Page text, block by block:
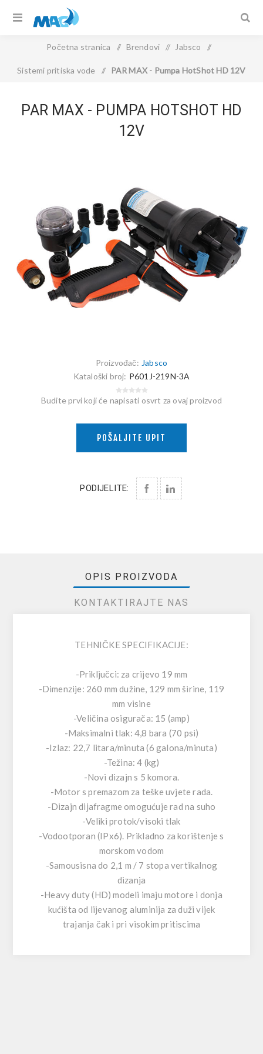
Početna stranica / Brendovi / Jabsco /
Sistemi pritiska vode / PAR MAX - Pumpa HotShot HD 12V
PAR MAX - PUMPA HOTSHOT HD
12V
Proizvođač: Jabsco
Kataloški broj: P601J-219N-3A
Budite prvi koji će napisati osvrt za ovaj proizvod
POŠALJITE UPIT
PODIJELITE:
OPIS PROIZVODA
KONTAKTIRAJTE NAS
TEHNIČKE SPECIFIKACIJE:
-Priključci: za crijevo 19 mm
-Dimenzije: 260 mm dužine, 129 mm širine, 119
mm visine
-Veličina osigurača: 15 (amp)
-Maksimalni tlak: 4,8 bara (70 psi)
-Izlaz: 22,7 litara/minuta (6 galona/minuta)
-Težina: 4 (kg)
-Novi dizajn s 5 komora.
-Motor s premazom za teške uvjete rada.
-Dizajn dijafragme omogućuje rad na suho
-Veliki protok/visoki tlak
-Vodootporan (IPx6). Prikladno za korištenje s
morskom vodom
-Samousisna do 2,1 m / 7 stopa vertikalnog
dizanja
-Heavy duty (HD) modeli imaju motore i donja
kućišta od lijevanog aluminija za duži vijek
trajanja čak i pri visokim pritiscima